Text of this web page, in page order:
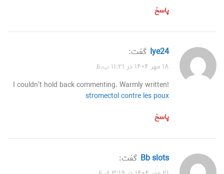
پاسخ
iye24 گفت:
۱۸ مهر ۱۴۰۴ در ۱۱:۲۱ ب.ظ
I couldn’t hold back commenting. Warmly written!
stromectol contre les poux
پاسخ
bb slots گفت: